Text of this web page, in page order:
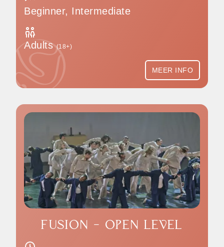
Beginner, Intermediate
Adults(18+)
MEER INFO
FUSION - OPEN LEVEL